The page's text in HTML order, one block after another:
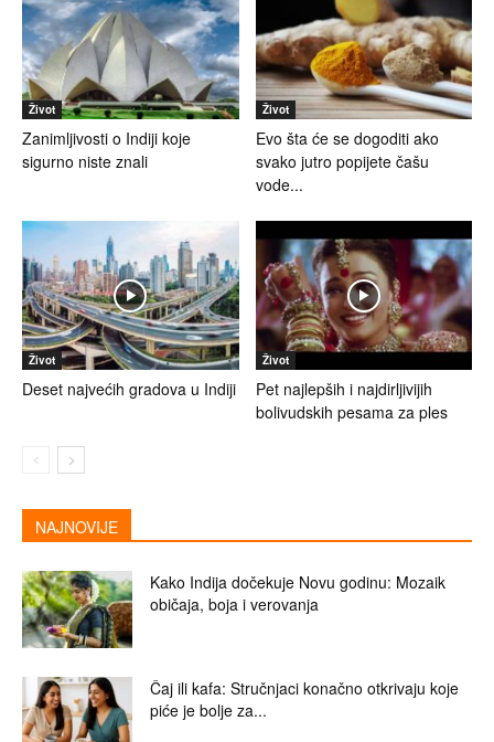
Život
Zanimljivosti o Indiji koje
sigurno niste znali
Život
Evo šta će se dogoditi ako
svako jutro popijete čašu
vode...
Život
Deset najvećih gradova u Indiji
Život
Pet najlepših i najdirljivijih
bolivudskih pesama za ples
NAJNOVIJE
Kako Indija dočekuje Novu godinu: Mozaik
običaja, boja i verovanja
Čaj ili kafa: Stručnjaci konačno otkrivaju koje
piće je bolje za...